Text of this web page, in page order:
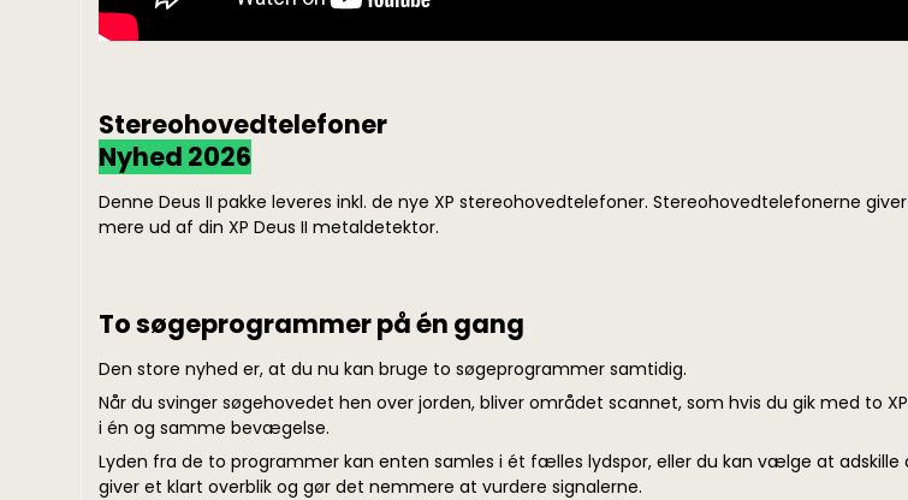
Stereohovedtelefoner
Nyhed 2026
Denne Deus II pakke leveres inkl. de nye XP stereohovedtelefoner.Stereohovedtelefonerne
mere ud af din XP Deus II metaldetektor.
To søgeprogrammer på én gang
Den store nyhed er, at du nu kan bruge to søgeprogrammer samtidig.
Når du svinger søgehovedet hen over jorden, bliver området scannet, som hvis du gik med to
i én og samme bevægelse.
Lyden fra de to programmer kan enten samles i ét fælles lydspor, eller du kan vælge at
giver et klart overblik og gør det nemmere at vurdere signalerne.